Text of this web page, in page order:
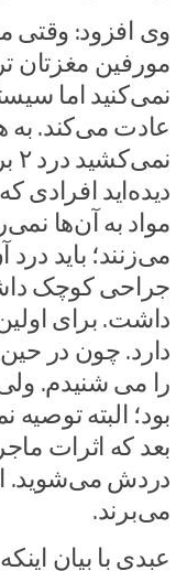
وی افزود: وقتی
مورفین مغزتان
نمی‌کنید اما
عادت می‌کند. به
دیده‌اید
مواد به آن‌ها
می‌زنند؛ باید
جراحی کوچک
داشت. برای
دارد. چون در
را می شنیدم.
بود؛ البته توصیه
بعد که اثرات
دردش می‌شوید.
می‌برند.
عبدی با بیان